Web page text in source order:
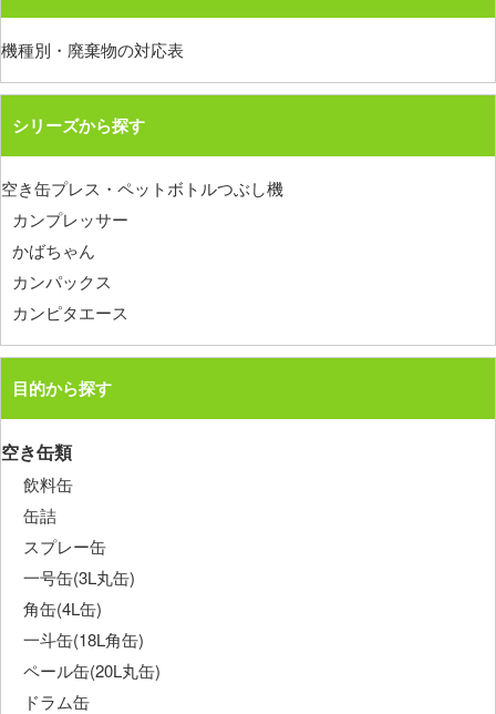
機種別・廃棄物の対応表
シリーズから探す
空き缶プレス・ペットボトルつぶし機
カンプレッサー
かばちゃん
カンパックス
カンピタエース
目的から探す
空き缶類
飲料缶
缶詰
スプレー缶
一号缶(3L丸缶)
角缶(4L缶)
一斗缶(18L角缶)
ペール缶(20L丸缶)
ドラム缶